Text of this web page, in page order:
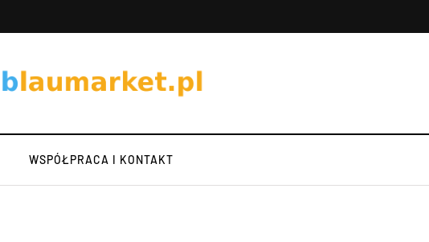
WSPÓŁPRACA I KONTAKT